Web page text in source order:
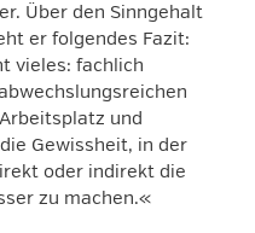
Über den Sinngehalt
er folgendes Fazit:
vieles: fachlich
und
Gewissheit, in der
oder indirekt die
zu machen.«